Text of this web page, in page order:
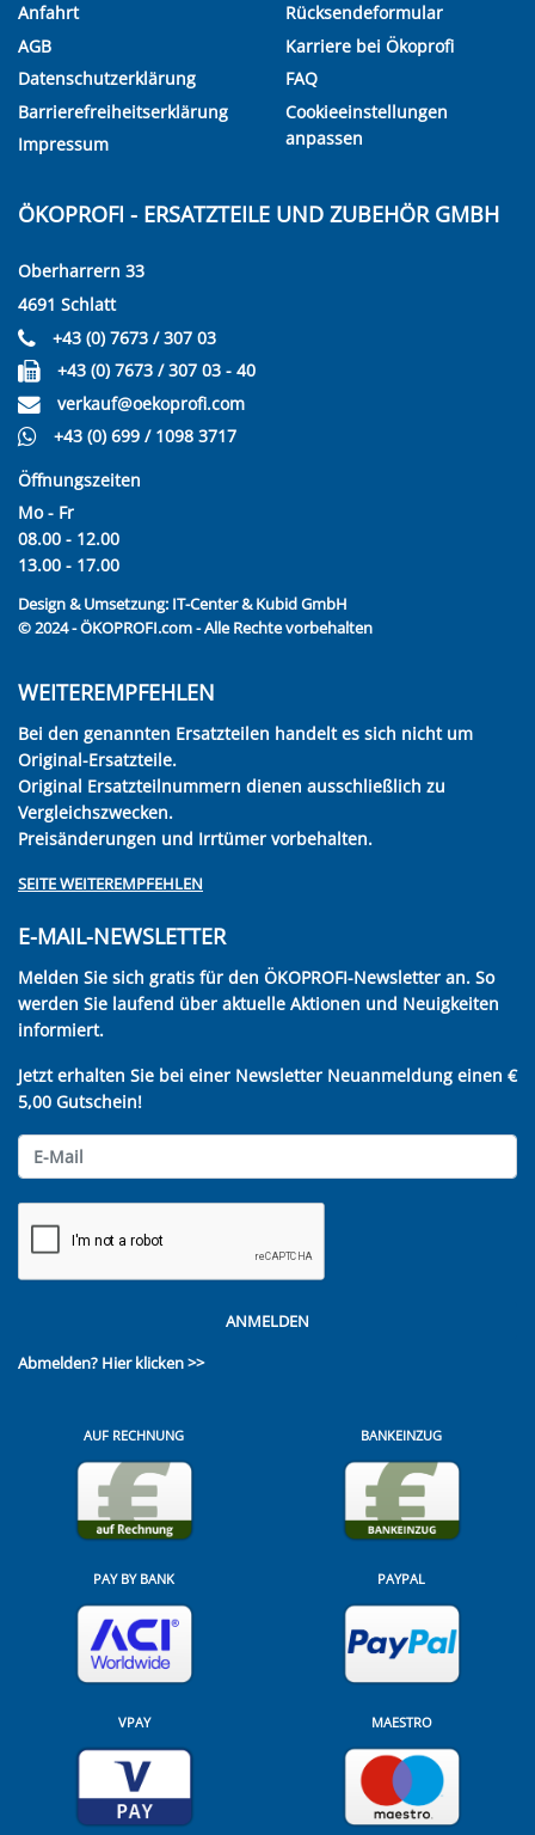
Anfahrt
AGB
Datenschutzerklärung
Barrierefreiheitserklärung
Impressum
Rücksendeformular
Karriere bei Ökoprofi
FAQ
Cookieeinstellungen
anpassen
ÖKOPROFI - ERSATZTEILE UND ZUBEHÖR GMBH
Oberharrern 33
4691 Schlatt
+43 (0) 7673 / 307 03
+43 (0) 7673 / 307 03 - 40
verkauf@oekoprofi.com
+43 (0) 699 / 1098 3717
Öffnungszeiten
Mo - Fr
08.00 - 12.00
13.00 - 17.00
Design & Umsetzung: IT-Center & Kubid GmbH
© 2024 - ÖKOPROFI.com - Alle Rechte vorbehalten
WEITEREMPFEHLEN
Bei den genannten Ersatzteilen handelt es sich nicht um
Original-Ersatzteile.
Original Ersatzteilnummern dienen ausschließlich zu
Vergleichszwecken.
Preisänderungen und Irrtümer vorbehalten.
SEITE WEITEREMPFEHLEN
E-MAIL-NEWSLETTER
Melden Sie sich gratis für den ÖKOPROFI-Newsletter an. So
werden Sie laufend über aktuelle Aktionen und Neuigkeiten
informiert.
Jetzt erhalten Sie bei einer Newsletter Neuanmeldung einen €
5,00 Gutschein!
ANMELDEN
Abmelden? Hier klicken >>
AUF RECHNUNG BANKEINZUG
PAY BY BANK PAYPAL
VPAY MAESTRO